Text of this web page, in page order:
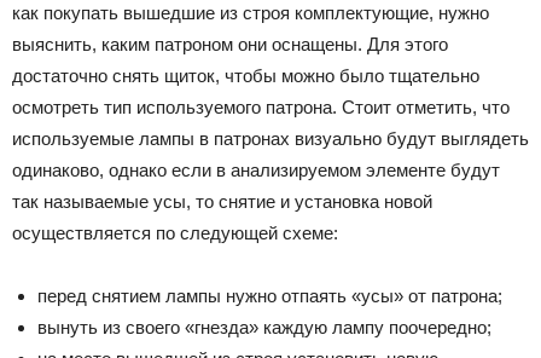
как покупать вышедшие из строя комплектующие, нужно
выяснить, каким патроном они оснащены. Для этого
достаточно снять щиток, чтобы можно было тщательно
осмотреть тип используемого патрона. Стоит отметить, что
используемые лампы в патронах визуально будут выглядеть
одинаково, однако если в анализируемом элементе будут
так называемые усы, то снятие и установка новой
осуществляется по следующей схеме:
перед снятием лампы нужно отпаять «усы» от патрона;
вынуть из своего «гнезда» каждую лампу поочередно;